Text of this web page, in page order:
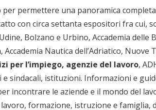
permettere una panoramica
con circa settanta espositori fra cui,
Bolzano e Urbino, Accademia delle
, Accademia Nautica dell’Adriatico,
per l’impiego, agenzie del lavoro,
sindacali, istituzioni. Informazioni e
incontrare le aziende e il mondo del
formazione, istruzione e famiglia,